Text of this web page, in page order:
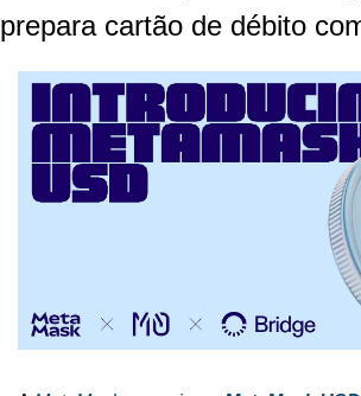
prepara cartão de débito